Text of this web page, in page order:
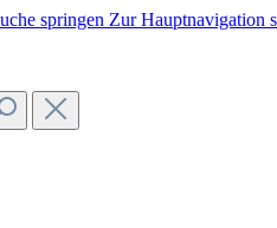
springen Zur Hauptnavigation